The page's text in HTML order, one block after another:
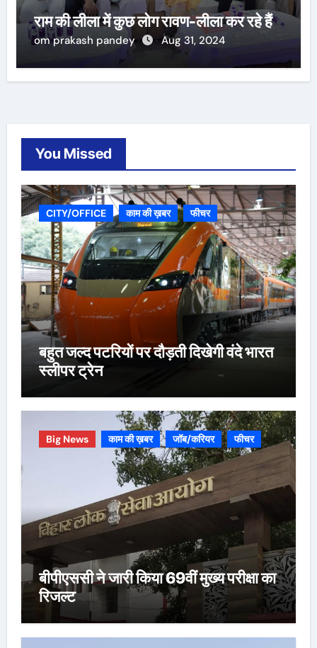
राम की लीला में कुछ लोग रावण-लीला कर रहे हैं
om prakash pandey Aug 31, 2024
You Missed
CITY/OFFICE काम की ख़बर फीचर
बहुत जल्द पटरियों पर दौड़ती दिखेगी वंदे भारत
स्लीपर ट्रेन
Big News काम की ख़बर जॉब/करियर फीचर
बीपीएससी ने जारी किया 69वीं मुख्य परीक्षा का
रिजल्ट